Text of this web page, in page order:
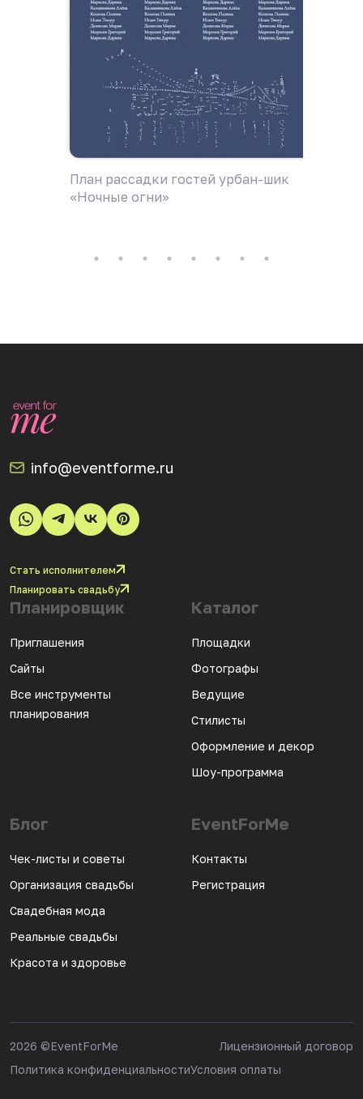
План рассадки гостей урбан-шик
«Ночные огни»
info@eventforme.ru
Стать исполнителем
Планировать свадьбу
Планировщик
Приглашения
Сайты
Все инструменты
планирования
Каталог
Площадки
Фотографы
Ведущие
Стилисты
Оформление и декор
Шоу-программа
Блог
Чек-листы и советы
Организация свадьбы
Свадебная мода
Реальные свадьбы
Красота и здоровье
EventForMe
Контакты
Регистрация
2026 ©EventForMe
Лицензионный договор
Политика конфиденциальностиУсловия оплаты